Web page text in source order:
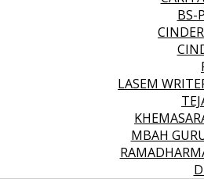
BS-
LASEM
MBAH